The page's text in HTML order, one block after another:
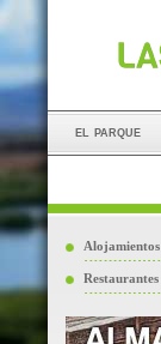
el parque
Alojamientos
Restaurantes